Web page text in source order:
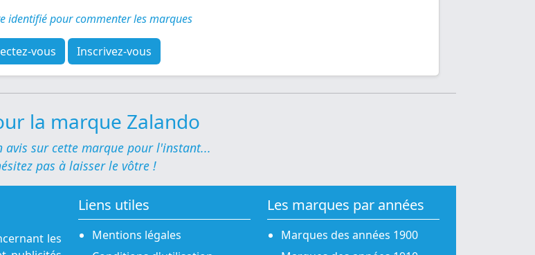
identifié pour commenter les marques
vous Inscrivez-vous
la marque Zalando
avis sur cette marque pour l'instant...
pas à laisser le vôtre !
les
Liens utiles
Mentions légales
Les marques par années
Marques des années 1900